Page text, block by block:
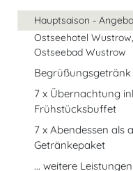
Hauptsaison -
Ostseehotel Wustrow,
Ostseebad Wustrow
7 x Übernachtung
Frühstücksbuffet
7 x Abendessen als
Getränkepaket
... weitere Leistungen